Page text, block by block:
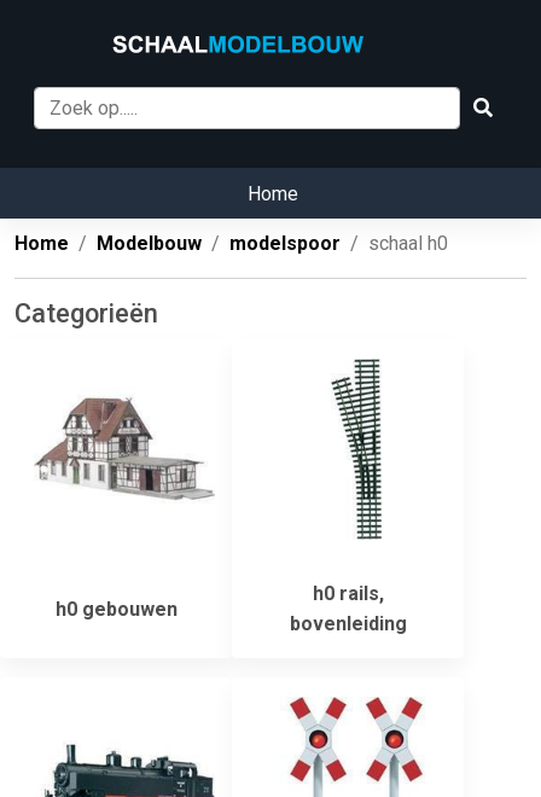
Home
Home Modelbouw modelspoor schaal h0
Categorieën
h0 gebouwen
h0 rails,
bovenleiding